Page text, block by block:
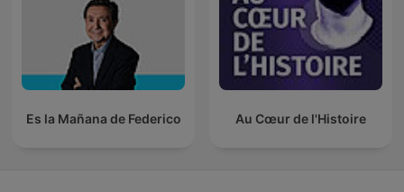
Es la Mañana de Federico Au Cœur de l'Histoire